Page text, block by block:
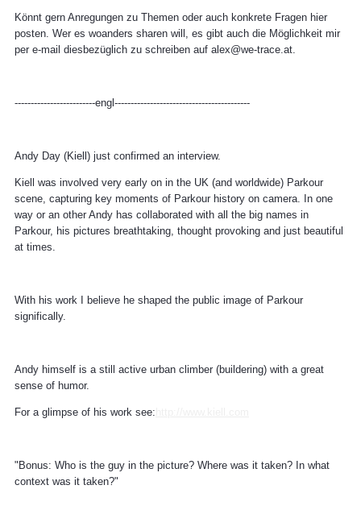
Könnt gern Anregungen zu Themen oder auch konkrete Fragen hier
posten. Wer es woanders sharen will, es gibt auch die Möglichkeit mir
per e-mail diesbezüglich zu schreiben auf alex@we-trace.at.
-------------------------engl------------------------------------------
Andy Day (Kiell) just confirmed an interview.
Kiell was involved very early on in the UK (and worldwide) Parkour
scene, capturing key moments of Parkour history on camera. In one
way or an other Andy has collaborated with all the big names in
Parkour, his pictures breathtaking, thought provoking and just beautiful
at times.
With his work I believe he shaped the public image of Parkour
significally.
Andy himself is a still active urban climber (buildering) with a great
sense of humor.
For a glimpse of his work see:
"Bonus: Who is the guy in the picture? Where was it taken? In what
context was it taken?"